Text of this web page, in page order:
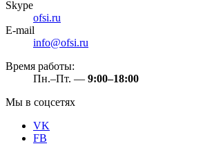
Skype
ofsi.ru
E-mail
info@ofsi.ru
Время работы:
Пн.–Пт. — 9:00–18:00
Мы в соцсетях
VK
FB